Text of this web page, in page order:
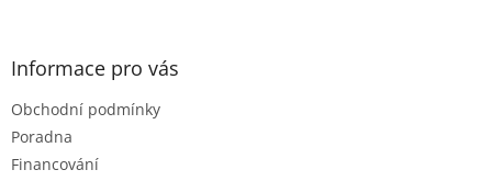
Informace pro vás
Obchodní podmínky
Poradna
Financování